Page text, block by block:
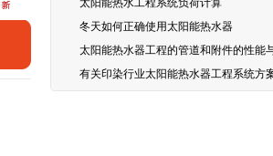
太阳能热水工程系统负荷计算
冬天如何正确使用太阳能热水器
太阳能热水器工程的管道和附件的性能
有关印染行业太阳能热水器工程系统方